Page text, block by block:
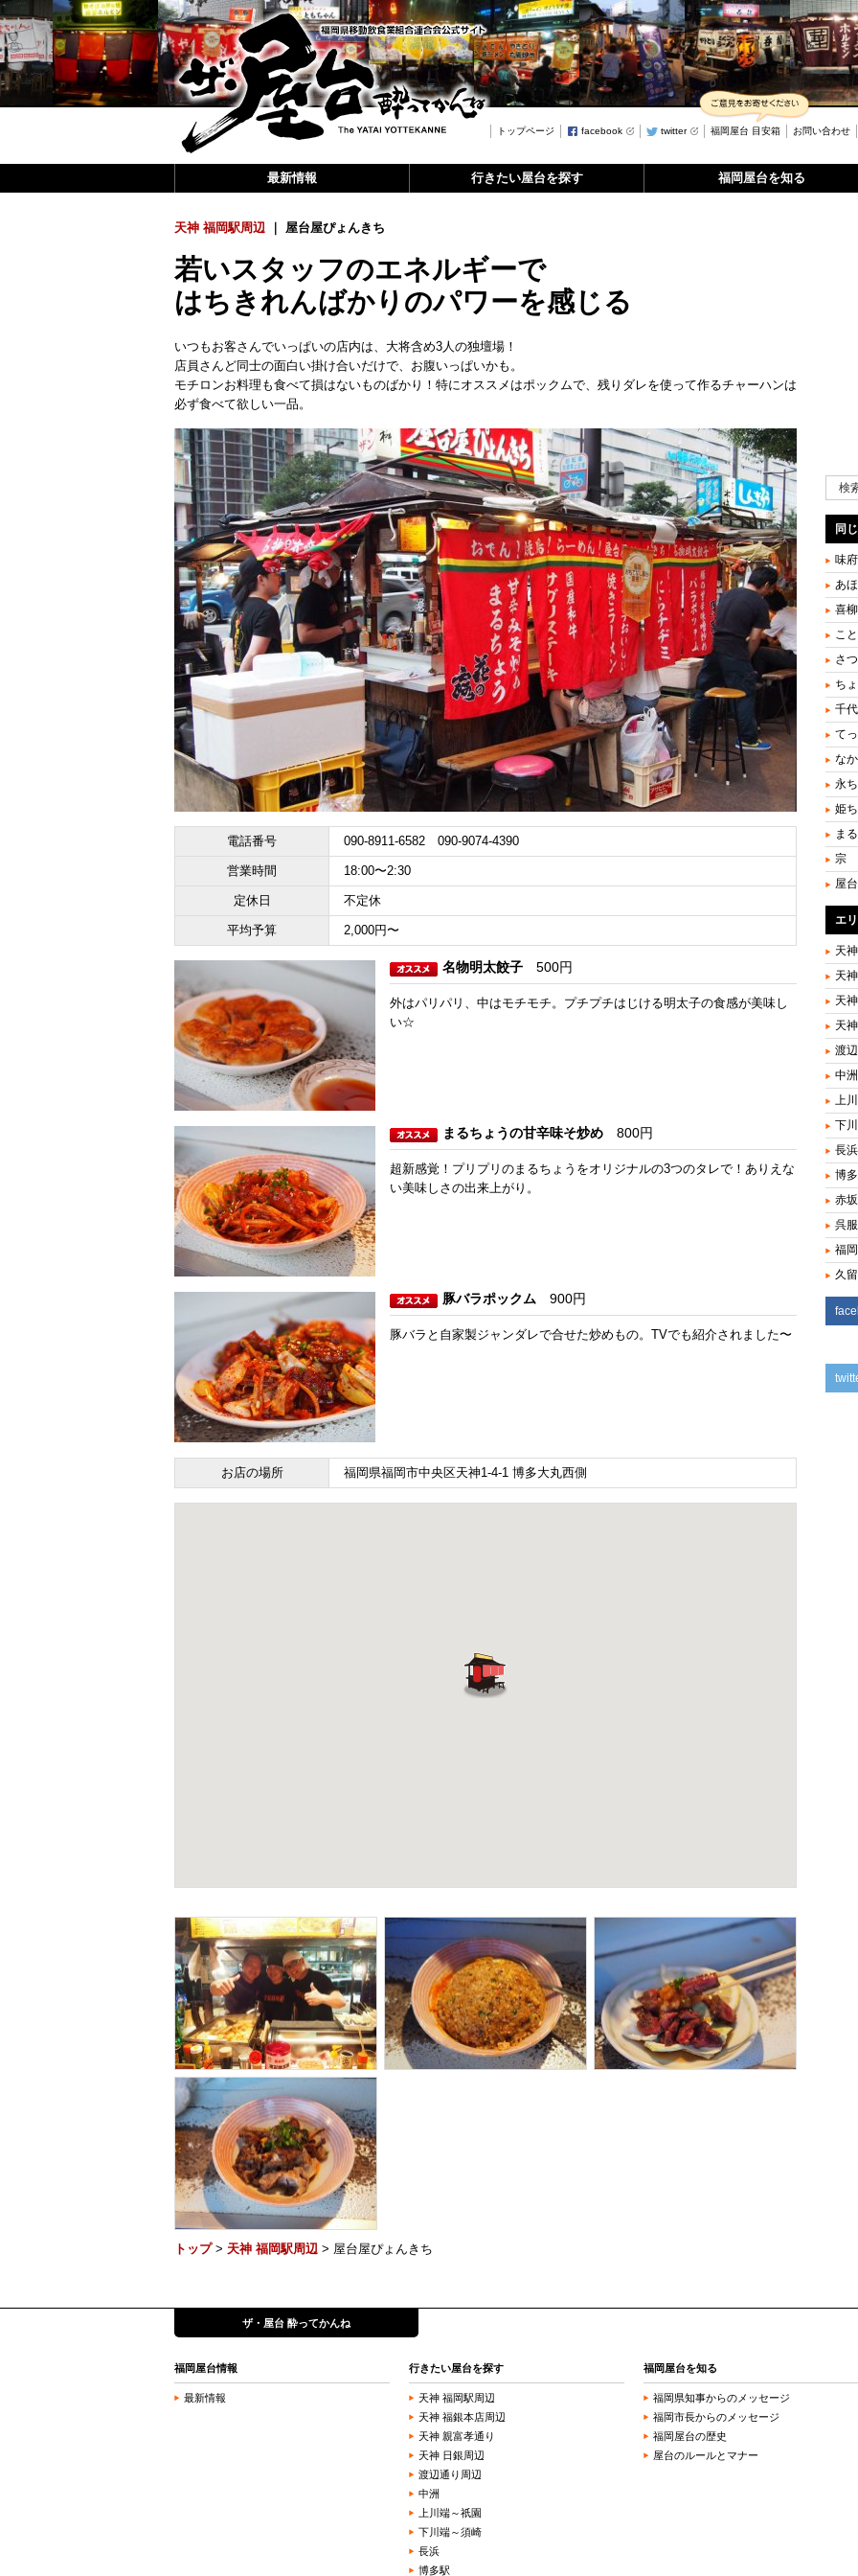
トップページ facebook twitter 福岡屋台 目安箱 お問い合わせ
最新情報 行きたい屋台を探す 福岡屋台を知る
天神 福岡駅周辺 ｜ 屋台屋ぴょんきち
若いスタッフのエネルギーで
はちきれんばかりのパワーを感じる
いつもお客さんでいっぱいの店内は、大将含め3人の独壇場！
店員さんど同士の面白い掛け合いだけで、お腹いっぱいかも。
モチロンお料理も食べて損はないものばかり！特にオススメはポックムで、残りダレを使って作るチャーハンは
必ず食べて欲しい一品。
電話番号 090-8911-6582 090-9074-4390
営業時間 18:00〜2:30
定休日 不定休
平均予算 2,000円〜
名物明太餃子 500円
外はパリパリ、中はモチモチ。プチプチはじける明太子の食感が美味し
い☆
まるちょうの甘辛味そ炒め 800円
超新感覚！プリプリのまるちょうをオリジナルの3つのタレで！ありえな
い美味しさの出来上がり。
豚バラポックム 900円
豚バラと自家製ジャンダレで合せた炒めもの。TVでも紹介されました〜
お店の場所 福岡県福岡市中央区天神1-4-1 博多大丸西側
同
味府
あ
喜柳
こ
さ
ち
千代
て
な
永
姫
ま
宗
屋
エ
天
天
天
天
渡
中
上
下
長
博
赤
呉
福
久
トップ> 天神 福岡駅周辺 > 屋台屋ぴょんきち
ザ・屋台 酔ってかんね
福岡屋台情報
最新情報
行きたい屋台を探す
天神 福岡駅周辺
天神 福銀本店周辺
天神 親富孝通り
天神 日銀周辺
渡辺通り周辺
中洲
上川端～祇園
下川端～須崎
長浜
博多駅
福岡屋台を知る
福岡県知事からのメッセージ
福岡市長からのメッセージ
福岡屋台の歴史
屋台のルールとマナー